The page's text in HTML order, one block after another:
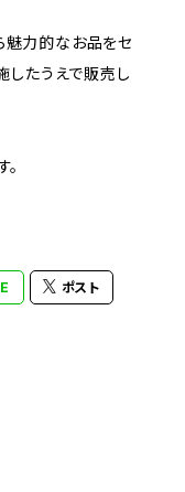
力的なお品をセ
したうえで販売し
ポスト